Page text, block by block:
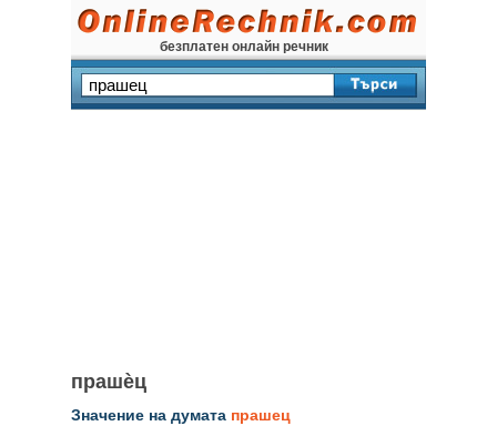
безплатен онлайн речник
прашѐц
Значение на думата прашец